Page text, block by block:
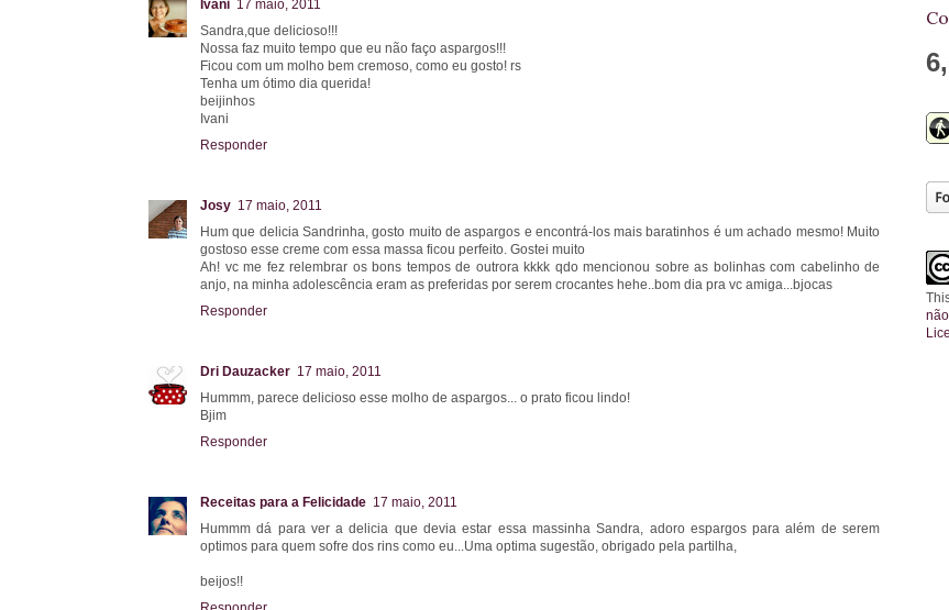
Ivani 17 maio, 2011
Sandra,que delicioso!!!
Nossa faz muito tempo que eu não faço aspargos!!!
Ficou com um molho bem cremoso, como eu gosto! rs
Tenha um ótimo dia querida!
beijinhos
Ivani
Responder
Josy 17 maio, 2011
Hum que delicia Sandrinha, gosto muito de aspargos e encontrá-los mais baratinhos é um achado mesmo! Muito
gostoso esse creme com essa massa ficou perfeito. Gostei muito
Ah! vc me fez relembrar os bons tempos de outrora kkkk qdo mencionou sobre as bolinhas com cabelinho de
anjo, na minha adolescência eram as preferidas por serem crocantes hehe..bom dia pra vc amiga...bjocas
Responder
Dri Dauzacker 17 maio, 2011
Hummm, parece delicioso esse molho de aspargos... o prato ficou lindo!
Bjim
Responder
Receitas para a Felicidade 17 maio, 2011
Hummm dá para ver a delicia que devia estar essa massinha Sandra, adoro espargos para além de serem
optimos para quem sofre dos rins como eu...Uma optima sugestão, obrigado pela partilha,
beijos!!